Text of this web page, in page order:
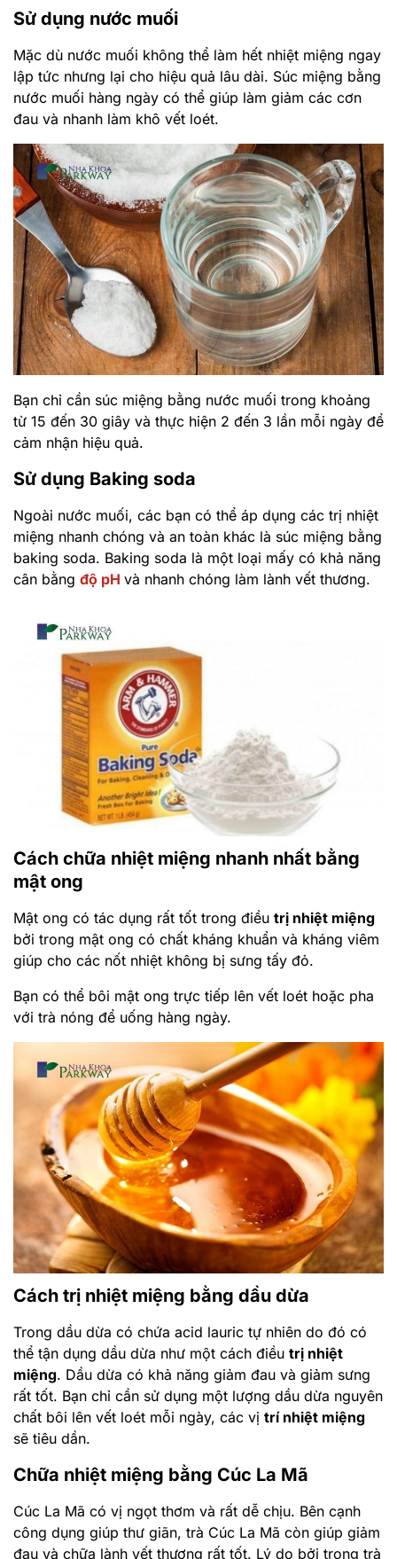
Sử dụng nước muối
Mặc dù nước muối không thể làm hết nhiệt miệng ngay
lập tức nhưng lại cho hiệu quả lâu dài. Súc miệng bằng
nước muối hàng ngày có thể giúp làm giảm các cơn
đau và nhanh làm khô vết loét.
Bạn chỉ cần súc miệng bằng nước muối trong khoảng
từ 15 đến 30 giây và thực hiện 2 đến 3 lần mỗi ngày để
cảm nhận hiệu quả.
Sử dụng Baking soda
Ngoài nước muối, các bạn có thể áp dụng các trị nhiệt
miệng nhanh chóng và an toàn khác là súc miệng bằng
baking soda. Baking soda là một loại mấy có khả năng
cân bằng độ pH và nhanh chóng làm lành vết thương.
Cách chữa nhiệt miệng nhanh nhất bằng
mật ong
Mật ong có tác dụng rất tốt trong điều trị nhiệt miệng
bởi trong mật ong có chất kháng khuẩn và kháng viêm
giúp cho các nốt nhiệt không bị sưng tấy đỏ.
Bạn có thể bôi mật ong trực tiếp lên vết loét hoặc pha
với trà nóng để uống hàng ngày.
Cách trị nhiệt miệng bằng dầu dừa
Trong dầu dừa có chứa acid lauric tự nhiên do đó có
thể tận dụng dầu dừa như một cách điều trị nhiệt
miệng. Dầu dừa có khả năng giảm đau và giảm sưng
rất tốt. Bạn chỉ cần sử dụng một lượng dầu dừa nguyên
chất bôi lên vết loét mỗi ngày, các vị trí nhiệt miệng
sẽ tiêu dần.
Chữa nhiệt miệng bằng Cúc La Mã
Cúc La Mã có vị ngọt thơm và rất dễ chịu. Bên cạnh
công dụng giúp thư giãn, trà Cúc La Mã còn giúp giảm
đau và chữa lành vết thương rất tốt. Lý do bởi trong trà